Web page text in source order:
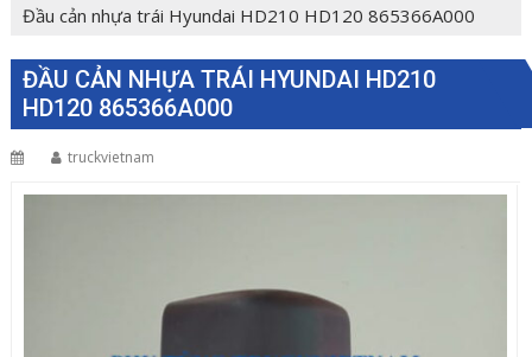
Đầu cản nhựa trái Hyundai HD210 HD120 865366A000
ĐẦU CẢN NHỰA TRÁI HYUNDAI HD210
HD120 865366A000
truckvietnam